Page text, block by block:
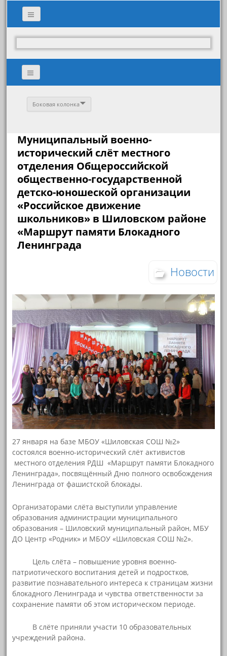
Боковая колонка
Муниципальный военно-
исторический слёт местного
отделения Общероссийской
общественно-государственной
детско-юношеской организации
«Российское движение
школьников» в Шиловском районе
«Маршрут памяти Блокадного
Ленинграда
Новости
27 января на базе МБОУ «Шиловская СОШ №2»
состоялся военно-исторический слёт активистов
местного отделения РДШ «Маршрут памяти Блокадного
Ленинграда», посвящённый Дню полного освобождения
Ленинграда от фашистской блокады.
Организаторами слёта выступили управление
образования администрации муниципального
образования – Шиловский муниципальный район, МБУ
ДО Центр «Родник» и МБОУ «Шиловская СОШ №2».
Цель слёта – повышение уровня военно-
патриотического воспитания детей и подростков,
развитие познавательного интереса к страницам жизни
блокадного Ленинграда и чувства ответственности за
сохранение памяти об этом историческом периоде.
В слёте приняли участи 10 образовательных
учреждений района.